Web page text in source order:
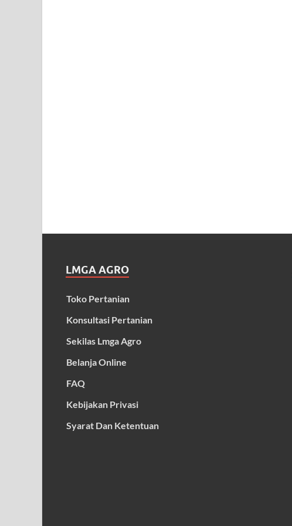
LMGA AGRO
Toko Pertanian
Konsultasi Pertanian
Sekilas Lmga Agro
Belanja Online
FAQ
Kebijakan Privasi
Syarat Dan Ketentuan